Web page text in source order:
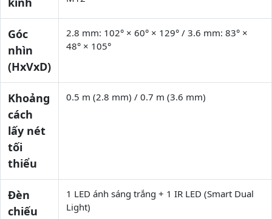
Góc
nhìn
(HxVxD)
2.8 mm: 102° × 60° × 129° / 3.6 mm: 83° ×
48° × 105°
Khoảng
cách
lấy nét
tối
thiểu
0.5 m (2.8 mm) / 0.7 m (3.6 mm)
Đèn
chiếu
1 LED ánh sáng trắng + 1 IR LED (Smart Dual
Light)